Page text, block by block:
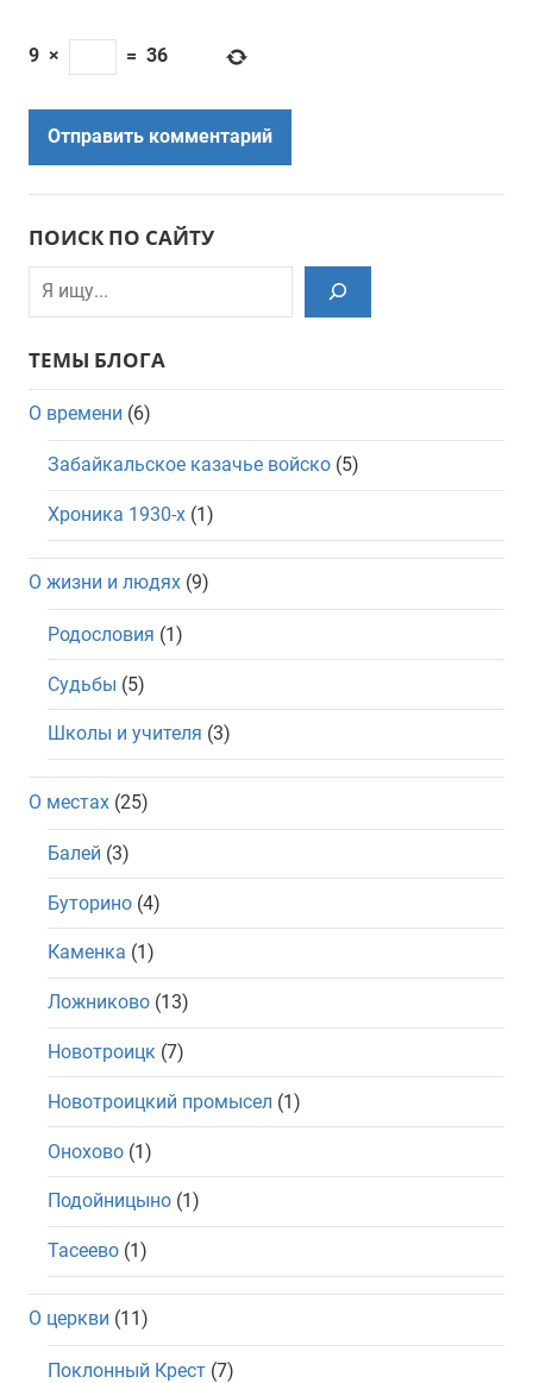
9 × = 36
ПОИСК ПО САЙТУ
Поиск
ТЕМЫ БЛОГА
О времени (6)
Забайкальское казачье войско (5)
Хроника 1930-х (1)
О жизни и людях (9)
Родословия (1)
Судьбы (5)
Школы и учителя (3)
О местах (25)
Балей (3)
Буторино (4)
Каменка (1)
Ложниково (13)
Новотроицк (7)
Новотроицкий промысел (1)
Онохово (1)
Подойницыно (1)
Тасеево (1)
О церкви (11)
Поклонный Крест (7)